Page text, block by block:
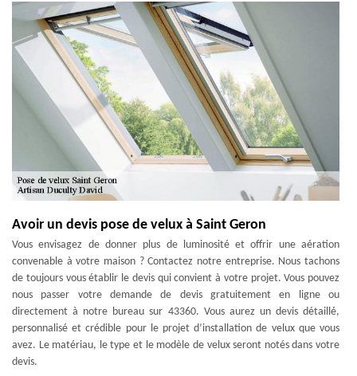
Avoir un devis pose de velux à Saint Geron
Vous envisagez de donner plus de luminosité et offrir une aération
convenable à votre maison ? Contactez notre entreprise. Nous tachons
de toujours vous établir le devis qui convient à votre projet. Vous pouvez
nous passer votre demande de devis gratuitement en ligne ou
directement à notre bureau sur 43360. Vous aurez un devis détaillé,
personnalisé et crédible pour le projet d’installation de velux que vous
avez. Le matériau, le type et le modèle de velux seront notés dans votre
devis.